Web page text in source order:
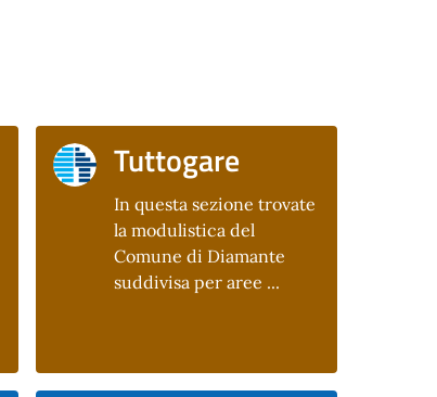
Tuttogare
In questa sezione trovate
la modulistica del
Comune di Diamante
suddivisa per aree ...